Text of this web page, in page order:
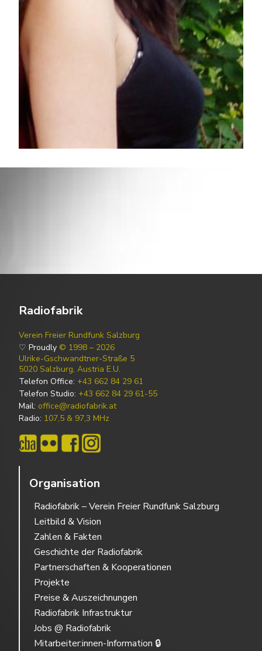
Radiofabrik
Verein Freier Rundfunk Salzburg
♡ Proudly © 1998 – 2026
Ulrike-Gschwandtner-Straße 5
5020 Salzburg, Austria E.U.
Telefon Office: +43 662 84 29 61
Telefon Studio: +43 662 84 29 61-55
Mail: office@radiofabrik.at
Radio: 107,5 & 97,3 MHz
Organisation
Radiofabrik – Verein Freier Rundfunk Salzburg
Leitbild & Vision
Zahlen & Fakten
Geschichte der Radiofabrik
Partnerschaften & Kooperationen
Projekte
Preise & Auszeichnungen
Radiofabrik Infrastruktur
Jobs @ Radiofabrik
Mitarbeiter:innen-Information 🔒